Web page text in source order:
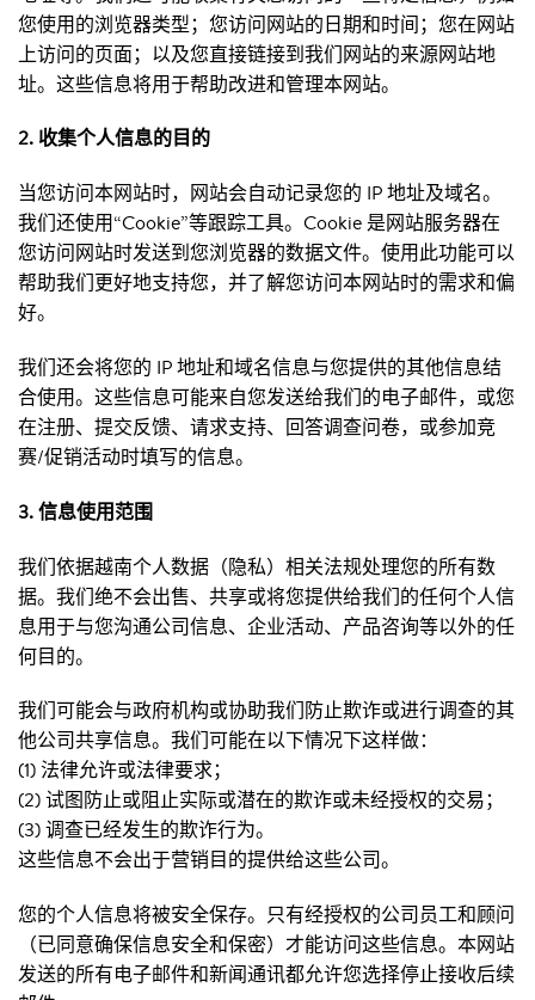
您使用的浏览器类型；您访问网站的日期和时间；您在网站
上访问的页面；以及您直接链接到我们网站的来源网站地
址。这些信息将用于帮助改进和管理本网站。
2. 收集个人信息的目的
当您访问本网站时，网站会自动记录您的 IP 地址及域名。
我们还使用“Cookie”等跟踪工具。Cookie 是网站服务器在
您访问网站时发送到您浏览器的数据文件。使用此功能可以
帮助我们更好地支持您，并了解您访问本网站时的需求和偏
好。
我们还会将您的 IP 地址和域名信息与您提供的其他信息结
合使用。这些信息可能来自您发送给我们的电子邮件，或您
在注册、提交反馈、请求支持、回答调查问卷，或参加竞
赛/促销活动时填写的信息。
3. 信息使用范围
我们依据越南个人数据（隐私）相关法规处理您的所有数
据。我们绝不会出售、共享或将您提供给我们的任何个人信
息用于与您沟通公司信息、企业活动、产品咨询等以外的任
何目的。
我们可能会与政府机构或协助我们防止欺诈或进行调查的其
他公司共享信息。我们可能在以下情况下这样做：
(1) 法律允许或法律要求；
(2) 试图防止或阻止实际或潜在的欺诈或未经授权的交易；
(3) 调查已经发生的欺诈行为。
这些信息不会出于营销目的提供给这些公司。
您的个人信息将被安全保存。只有经授权的公司员工和顾问
（已同意确保信息安全和保密）才能访问这些信息。本网站
发送的所有电子邮件和新闻通讯都允许您选择停止接收后续